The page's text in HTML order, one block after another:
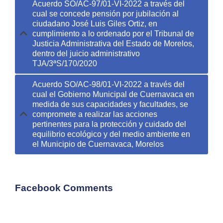
Acuerdo SO/AC-97/01-VI-2022 a través del
cual se concede pensión por jubilación al
ciudadano José Luis Giles Ortiz, en
cumplimiento a lo ordenado por el Tribunal de
Justicia Administrativa del Estado de Morelos,
dentro del juicio administrativo
TJA/3ªS/170/2020
Acuerdo SO/AC-98/01-VI-2022 a través del
cual el Gobierno Municipal de Cuernavaca en
medida de sus capacidades y facultades, se
compromete a realizar las acciones
pertinentes para la protección y cuidado del
equilibrio ecológico y del medio ambiente en
el Municipio de Cuernavaca, Morelos
Facebook Comments